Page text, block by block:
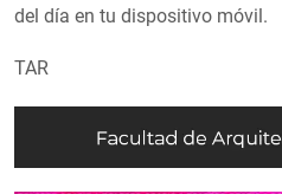
del día en tu dispositivo móvil.
TAR